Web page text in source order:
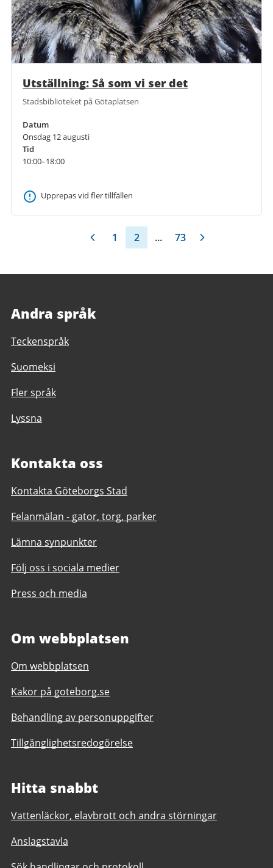
Utställning: Så som vi ser det
Stadsbiblioteket på Götaplatsen
Datum
Onsdag 12 augusti
Tid
10:00–18:00
Upprepas vid fler tillfällen
1 2 ... 73
Andra språk
Teckenspråk
Suomeksi
Fler språk
Lyssna
Kontakta oss
Kontakta Göteborgs Stad
Felanmälan - gator, torg, parker
Lämna synpunkter
Följ oss i sociala medier
Press och media
Om webbplatsen
Om webbplatsen
Kakor på goteborg.se
Behandling av personuppgifter
Tillgänglighetsredogörelse
Hitta snabbt
Vattenläckor, elavbrott och andra störningar
Anslagstavla